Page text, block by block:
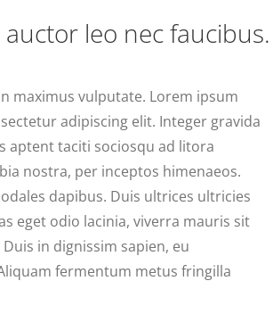
leo nec faucibus.
maximus vulputate. Lorem ipsum
adipiscing elit. Integer gravida
aptent taciti sociosqu ad litora
nostra, per inceptos himenaeos.
dapibus. Duis ultrices ultricies
eget odio lacinia, viverra mauris sit
in dignissim sapien, eu
fermentum metus fringilla